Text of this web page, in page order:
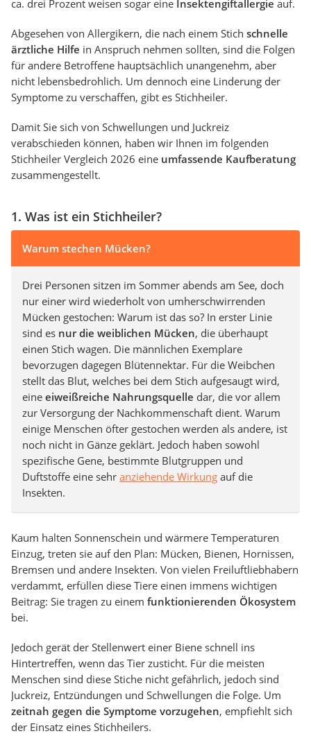
ca. drei Prozent weisen sogar eine Insektengiftallergie auf.
Abgesehen von Allergikern, die nach einem Stich schnelle
ärztliche Hilfe in Anspruch nehmen sollten, sind die Folgen
für andere Betroffene hauptsächlich unangenehm, aber
nicht lebensbedrohlich. Um dennoch eine Linderung der
Symptome zu verschaffen, gibt es Stichheiler.
Damit Sie sich von Schwellungen und Juckreiz
verabschieden können, haben wir Ihnen im folgenden
Stichheiler Vergleich 2026 eine umfassende Kaufberatung
zusammengestellt.
1. Was ist ein Stichheiler?
Warum stechen Mücken?
Drei Personen sitzen im Sommer abends am See, doch
nur einer wird wiederholt von umherschwirrenden
Mücken gestochen: Warum ist das so? In erster Linie
sind es nur die weiblichen Mücken, die überhaupt
einen Stich wagen. Die männlichen Exemplare
bevorzugen dagegen Blütennektar. Für die Weibchen
stellt das Blut, welches bei dem Stich aufgesaugt wird,
eine eiweißreiche Nahrungsquelle dar, die vor allem
zur Versorgung der Nachkommenschaft dient. Warum
einige Menschen öfter gestochen werden als andere, ist
noch nicht in Gänze geklärt. Jedoch haben sowohl
spezifische Gene, bestimmte Blutgruppen und
Duftstoffe eine sehr anziehende Wirkung auf die
Insekten.
Kaum halten Sonnenschein und wärmere Temperaturen
Einzug, treten sie auf den Plan: Mücken, Bienen, Hornissen,
Bremsen und andere Insekten. Von vielen Freiluftliebhabern
verdammt, erfüllen diese Tiere einen immens wichtigen
Beitrag: Sie tragen zu einem funktionierenden Ökosystem
bei.
Jedoch gerät der Stellenwert einer Biene schnell ins
Hintertreffen, wenn das Tier zusticht. Für die meisten
Menschen sind diese Stiche nicht gefährlich, jedoch sind
Juckreiz, Entzündungen und Schwellungen die Folge. Um
zeitnah gegen die Symptome vorzugehen, empfiehlt sich
der Einsatz eines Stichheilers.